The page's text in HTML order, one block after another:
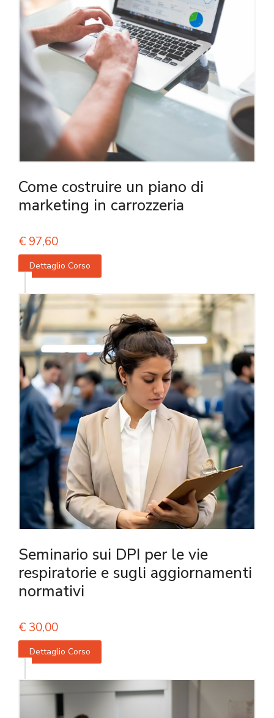
Come costruire un piano di
marketing in carrozzeria
€ 97,60
Dettaglio Corso
Seminario sui DPI per le vie
respiratorie e sugli aggiornamenti
normativi
€ 30,00
Dettaglio Corso